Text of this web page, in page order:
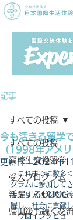
記事
すべての投稿
高校生交換留学
受入プログラム
活躍するOBOG
帰国後も続く交
すべての投稿
今も活きる留学
（1998年アメリ
更新日：2024年
これまでに数多く
グラムに参加して
キャリアは多岐に
躍し、社会に貢献
今回インタビュー